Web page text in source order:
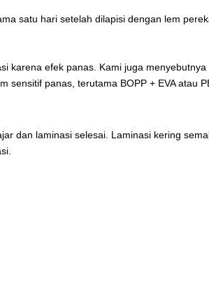
satu hari setelah dilapisi dengan lem
karena efek panas. Kami juga menyebutnya
panas, terutama BOPP + EVA atau
dan laminasi selesai. Laminasi kering